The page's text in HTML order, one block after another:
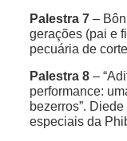
Palestra 7–
gerações (pai e
pecuária de
Palestra 8–
performance:
bezerros”.
especiais da